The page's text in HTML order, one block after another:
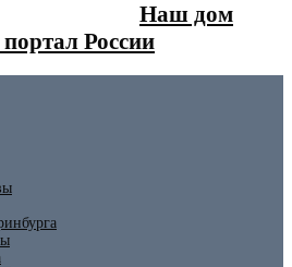
Наш дом
России